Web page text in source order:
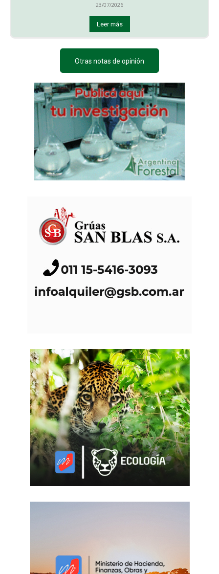
23/07/2026
Leer más
Otras notas de opinión